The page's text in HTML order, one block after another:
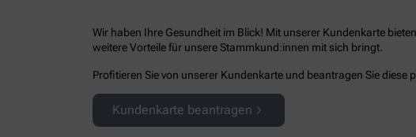
Wir haben Ihre Gesundheit im Blick! Mit unserer Kundenkarte
weitere Vorteile für unsere Stammkund:innen mit sich bringt.
Profitieren Sie von unserer Kundenkarte und beantragen Sie diese
Kundenkarte beantragen